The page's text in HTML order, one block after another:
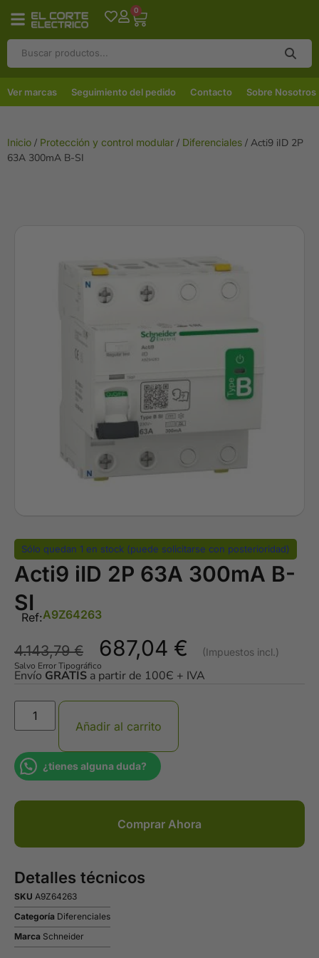
0
Ver marcas Seguimiento del pedido Contacto Sobre Nosotros
Inicio / Protección y control modular / Diferenciales / Acti9 iID 2P
63A 300mA B-SI
Sólo quedan 1 en stock (puede solicitarse con posterioridad)
Acti9 iID 2P 63A 300mA B-
SI
Ref:A9Z64263
4.143,79€ 687,04 €
Salvo Error Tipográfico
Envío GRATIS a partir de 100Є + IVA
Añadir al carrito
¿tienes alguna duda?
Comprar Ahora
Detalles técnicos
SKU A9Z64263
Categoría Diferenciales
Marca Schneider